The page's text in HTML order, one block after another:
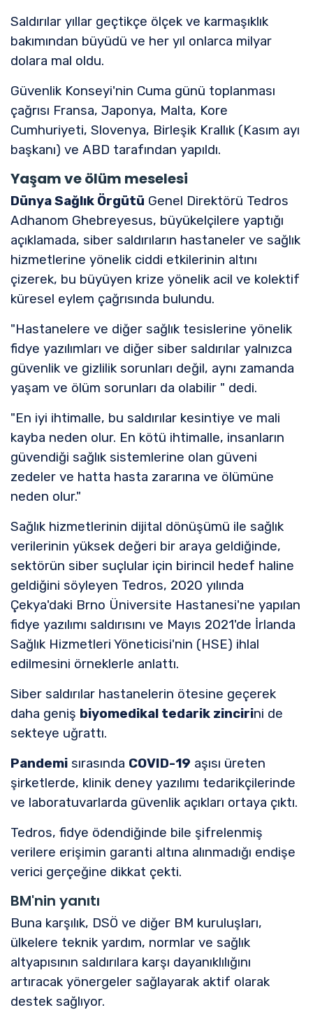
Saldırılar yıllar geçtikçe ölçek ve karmaşıklık
bakımından büyüdü ve her yıl onlarca milyar
dolara mal oldu.
Güvenlik Konseyi'nin Cuma günü toplanması
çağrısı Fransa, Japonya, Malta, Kore
Cumhuriyeti, Slovenya, Birleşik Krallık (Kasım ayı
başkanı) ve ABD tarafından yapıldı.
Yaşam ve ölüm meselesi
Dünya Sağlık Örgütü Genel Direktörü Tedros
Adhanom Ghebreyesus, büyükelçilere yaptığı
açıklamada, siber saldırıların hastaneler ve sağlık
hizmetlerine yönelik ciddi etkilerinin altını
çizerek, bu büyüyen krize yönelik acil ve kolektif
küresel eylem çağrısında bulundu.
"Hastanelere ve diğer sağlık tesislerine yönelik
fidye yazılımları ve diğer siber saldırılar yalnızca
güvenlik ve gizlilik sorunları değil, aynı zamanda
yaşam ve ölüm sorunları da olabilir " dedi.
"En iyi ihtimalle, bu saldırılar kesintiye ve mali
kayba neden olur. En kötü ihtimalle, insanların
güvendiği sağlık sistemlerine olan güveni
zedeler ve hatta hasta zararına ve ölümüne
neden olur."
Sağlık hizmetlerinin dijital dönüşümü ile sağlık
verilerinin yüksek değeri bir araya geldiğinde,
sektörün siber suçlular için birincil hedef haline
geldiğini söyleyen Tedros, 2020 yılında
Çekya'daki Brno Üniversite Hastanesi'ne yapılan
fidye yazılımı saldırısını ve Mayıs 2021'de İrlanda
Sağlık Hizmetleri Yöneticisi'nin (HSE) ihlal
edilmesini örneklerle anlattı.
Siber saldırılar hastanelerin ötesine geçerek
daha geniş biyomedikal tedarik zincirini de
sekteye uğrattı.
Pandemi sırasında COVID-19 aşısı üreten
şirketlerde, klinik deney yazılımı tedarikçilerinde
ve laboratuvarlarda güvenlik açıkları ortaya çıktı.
Tedros, fidye ödendiğinde bile şifrelenmiş
verilere erişimin garanti altına alınmadığı endişe
verici gerçeğine dikkat çekti.
BM'nin yanıtı
Buna karşılık, DSÖ ve diğer BM kuruluşları,
ülkelere teknik yardım, normlar ve sağlık
altyapısının saldırılara karşı dayanıklılığını
artıracak yönergeler sağlayarak aktif olarak
destek sağlıyor.